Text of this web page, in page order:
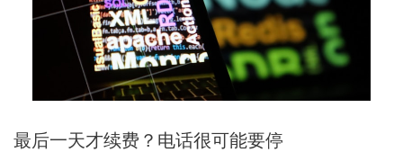
最后一天才续费？电话很可能要停